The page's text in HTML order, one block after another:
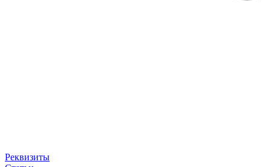
Реквизиты